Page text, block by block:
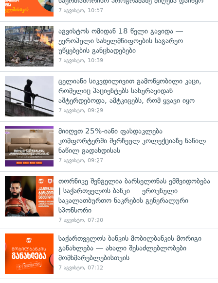
7 აგვისტო, 10:57
აგვისტოს ომიდან 18 წელი გავიდა —
ევროპული სახელმწიფოების საგარეო
უწყებების განცხადებები
7 აგვისტო, 10:39
ცელიანი სიკვდილივით გამოწყობილი კაცი,
რომელიც პაციენტებს სახურავიდან
აშტერდებოდა, ამტკიცებს, რომ ყვავი იყო
7 აგვისტო, 09:29
მიიღეთ 25%-იანი ფასდაკლება
კომფორტერში შერჩეულ კოლექციაზე ნაწილ-
ნაწილ გადახდისას
7 აგვისტო, 09:27
თორნიკე შენგელია ბარსელონას ემშვიდობება
| საქართველოს ბანკი — ეროვნული
საკალათბურთო ნაკრების გენერალური
სპონსორი
7 აგვისტო, 07:20
საქართველოს ბანკის მობილბანკის მორიგი
განახლება — ახალი შესაძლებლობები
მომხმარებლებისთვის
7 აგვისტო, 07:12